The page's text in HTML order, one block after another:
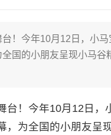
！今年10月12日，小马
国的小朋友呈现小马谷
！今年10月12日，
，为全国的小朋友呈